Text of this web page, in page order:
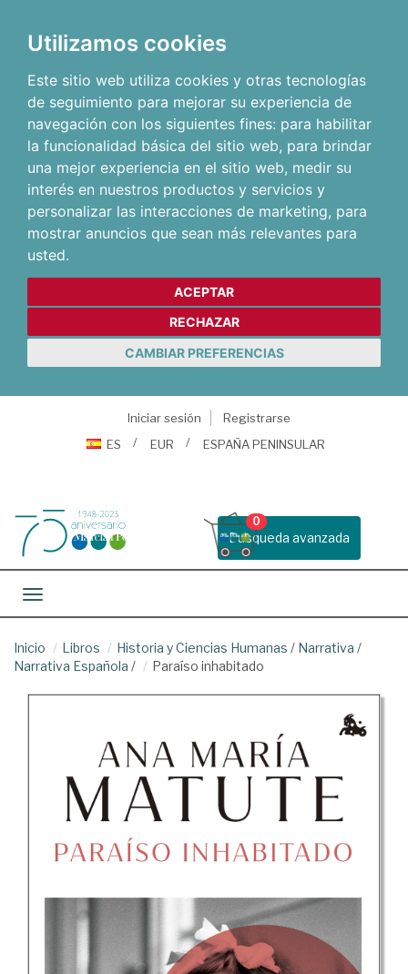
Utilizamos cookies
Este sitio web utiliza cookies y otras tecnologías
de seguimiento para mejorar su experiencia de
navegación con los siguientes fines: para habilitar
la funcionalidad básica del sitio web, para brindar
una mejor experiencia en el sitio web, medir su
interés en nuestros productos y servicios y
personalizar las interacciones de marketing, para
mostrar anuncios que sean más relevantes para
usted.
ACEPTAR
RECHAZAR
CAMBIAR PREFERENCIAS
Iniciar sesión
Registrarse
ES
EUR ESPAÑA PENINSULAR
Busqueda avanzada
0
Toggle navigation
Inicio Libros Historia y Ciencias Humanas / Narrativa /
Narrativa Española / Paraíso inhabitado